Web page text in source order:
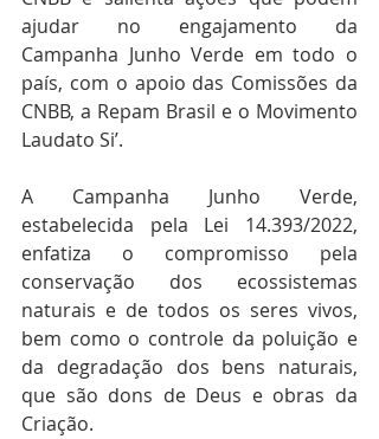
ajudar no engajamento da
Campanha Junho Verde em todo o
país, com o apoio das Comissões da
CNBB, a Repam Brasil e o Movimento
Laudato Si’.
A Campanha Junho Verde,
estabelecida pela Lei 14.393/2022,
enfatiza o compromisso pela
conservação dos ecossistemas
naturais e de todos os seres vivos,
bem como o controle da poluição e
da degradação dos bens naturais,
que são dons de Deus e obras da
Criação.